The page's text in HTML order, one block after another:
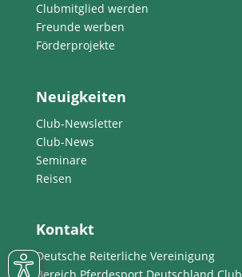
Clubmitglied werden
Freunde werben
Förderprojekte
Neuigkeiten
Club-Newsletter
Club-News
Seminare
Reisen
Kontakt
Deutsche Reiterliche Vereinigung